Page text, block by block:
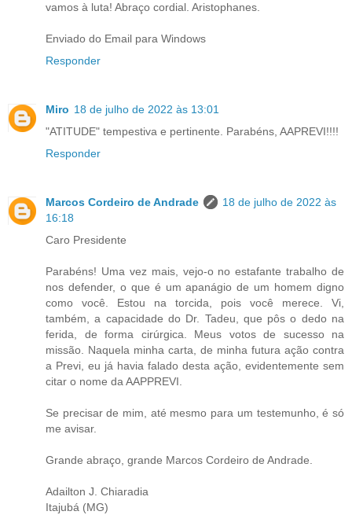
vamos à luta! Abraço cordial. Aristophanes.
Enviado do Email para Windows
Responder
Miro 18 de julho de 2022 às 13:01
"ATITUDE" tempestiva e pertinente. Parabéns, AAPREVI!!!!
Responder
Marcos Cordeiro de Andrade
18 de julho de 2022 às
16:18
Caro Presidente
Parabéns! Uma vez mais, vejo-o no estafante trabalho de
nos defender, o que é um apanágio de um homem digno
como você. Estou na torcida, pois você merece. Vi,
também, a capacidade do Dr. Tadeu, que pôs o dedo na
ferida, de forma cirúrgica. Meus votos de sucesso na
missão. Naquela minha carta, de minha futura ação contra
a Previ, eu já havia falado desta ação, evidentemente sem
citar o nome da AAPPREVI.
Se precisar de mim, até mesmo para um testemunho, é só
me avisar.
Grande abraço, grande Marcos Cordeiro de Andrade.
Adailton J. Chiaradia
Itajubá (MG)